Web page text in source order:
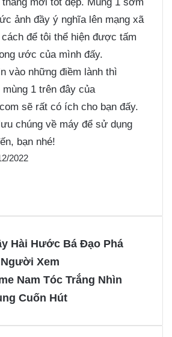
ảnh đầy ý nghĩa lên mạng xã
để tôi thể hiện được tấm
ước của mình đấy.
vào những điềm lành thì
1 trên đây của
sẽ rất có ích cho bạn đấy.
chúng về máy để sử dụng
bạn nhé!
2022
Hài Hước Bá Đạo Phá
Xem
Nam Tóc Trắng Nhìn
Cuốn Hút